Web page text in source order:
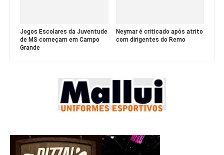
Jogos Escolares da Juventude
de MS começam em Campo
Grande
Neymar é criticado após atrito
com dirigentes do Remo